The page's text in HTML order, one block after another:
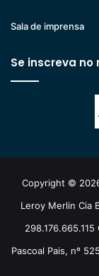
Sala de imprensa
Se inscreva no
Copyright ©
Leroy Merlin Cia
Pascoal Pais, nº